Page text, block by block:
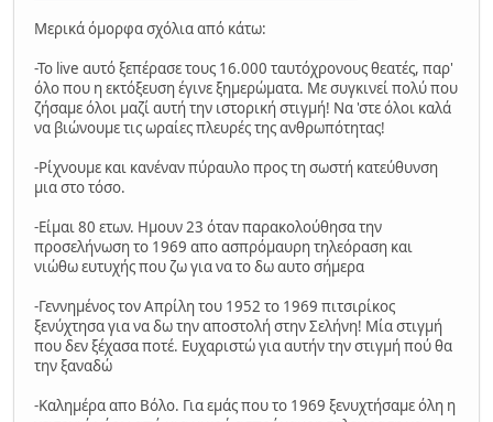
Μερικά όμορφα σχόλια από κάτω:
-Το live αυτό ξεπέρασε τους 16.000 ταυτόχρονους θεατές, παρ'
όλο που η εκτόξευση έγινε ξημερώματα. Με συγκινεί πολύ που
ζήσαμε όλοι μαζί αυτή την ιστορική στιγμή! Να 'στε όλοι καλά
να βιώνουμε τις ωραίες πλευρές της ανθρωπότητας!
-Ρίχνουμε και κανέναν πύραυλο προς τη σωστή κατεύθυνση
μια στο τόσο.
-Είμαι 80 ετων. Ημουν 23 όταν παρακολούθησα την
προσελήνωση το 1969 απο ασπρόμαυρη τηλεόραση και
νιώθω ευτυχής που ζω για να το δω αυτο σήμερα
-Γεννημένος τον Απρίλη του 1952 το 1969 πιτσιρίκος
ξενύχτησα για να δω την αποστολή στην Σελήνη! Μία στιγμή
που δεν ξέχασα ποτέ. Ευχαριστώ για αυτήν την στιγμή πού θα
την ξαναδώ
-Καλημέρα απο Βόλο. Για εμάς που το 1969 ξενυχτήσαμε όλη η